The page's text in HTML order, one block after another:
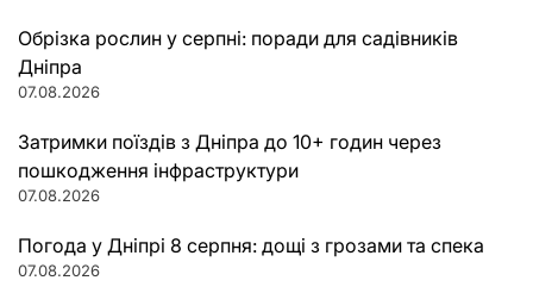
Обрізка рослин у серпні: поради для садівників
Дніпра
07.08.2026
Затримки поїздів з Дніпра до 10+ годин через
пошкодження інфраструктури
07.08.2026
Погода у Дніпрі 8 серпня: дощі з грозами та спека
07.08.2026